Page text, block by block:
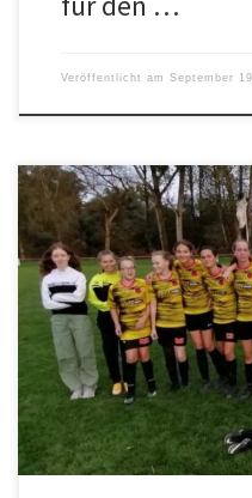
Veröffentlicht am September
Zahlreiche unserer
Dabei gab es folgende
Durmersheim 1 1:1 FVP
TuS Hügelsheim – SG
Plittersdorf B2 7:0 SG